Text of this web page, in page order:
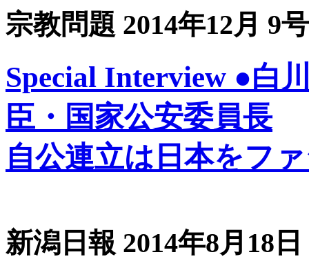
宗教問題 2014年12月 9号
Special Interview ●白
臣・国家公安委員長
自公連立は日本をフ
新潟日報 2014年8月18日